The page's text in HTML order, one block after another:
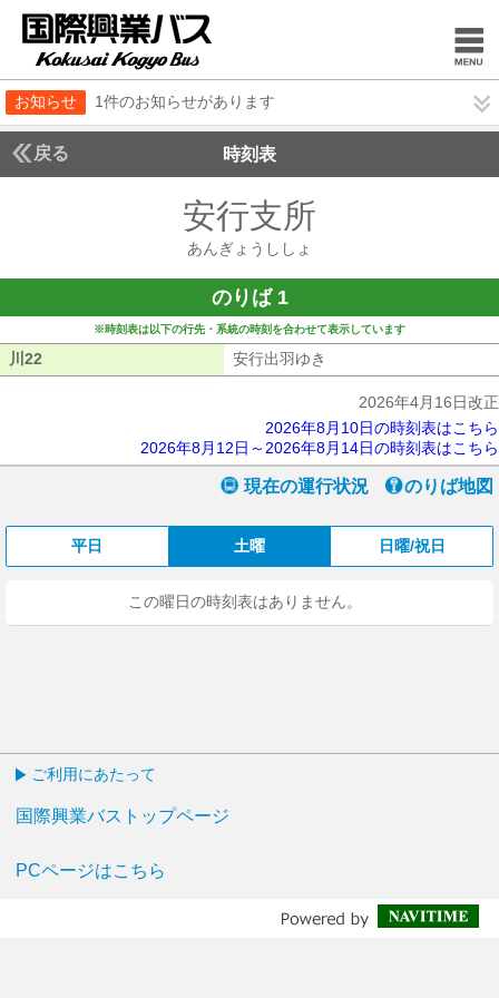
お知らせ 1件のお知らせがあります
戻る 時刻表
安行支所
あんぎょうししょ
のりば 1
※時刻表は以下の行先・系統の時刻を合わせて表示しています
川22 安行出羽ゆき
2026年4月16日改正
2026年8月10日の時刻表はこちら
2026年8月12日～2026年8月14日の時刻表はこちら
現在の運行状況 のりば地図
平日 土曜 日曜/祝日
この曜日の時刻表はありません。
ご利用にあたって
国際興業バストップページ
PCページはこちら